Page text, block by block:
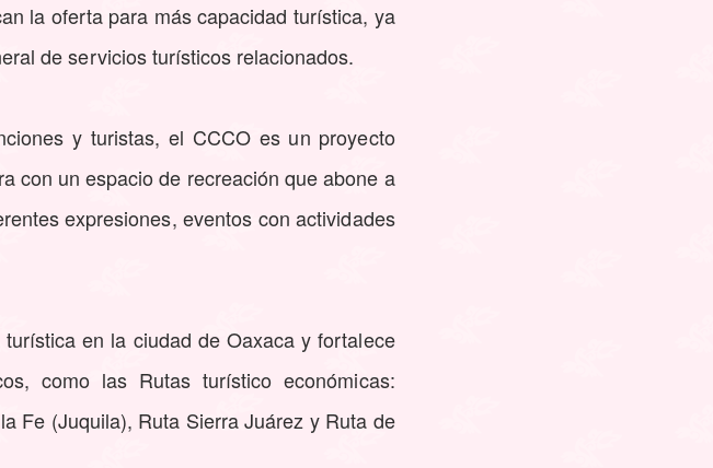
la oferta para más capacidad turística, ya
de servicios turísticos relacionados.
y turistas, el CCCO es un proyecto
con un espacio de recreación que abone a
expresiones, eventos con actividades
en la ciudad de Oaxaca y fortalece
como las Rutas turístico económicas:
Fe (Juquila), Ruta Sierra Juárez y Ruta de